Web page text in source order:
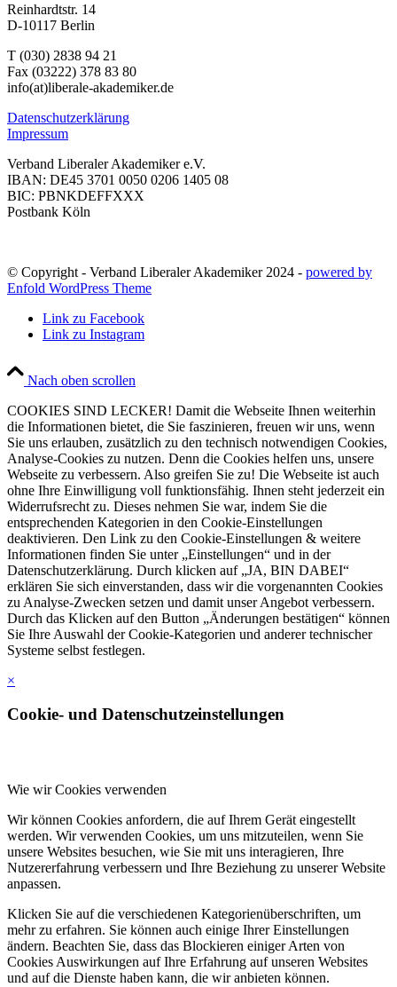
Reinhardtstr. 14
D-10117 Berlin
T (030) 2838 94 21
Fax (03222) 378 83 80
info(at)liberale-akademiker.de
Datenschutzerklärung
Impressum
Verband Liberaler Akademiker e.V.
IBAN: DE45 3701 0050 0206 1405 08
BIC: PBNKDEFFXXX
Postbank Köln
© Copyright - Verband Liberaler Akademiker 2024 - powered by
Enfold WordPress Theme
Link zu Facebook
Link zu Instagram
Nach oben scrollen
COOKIES SIND LECKER! Damit die Webseite Ihnen weiterhin
die Informationen bietet, die Sie faszinieren, freuen wir uns, wenn
Sie uns erlauben, zusätzlich zu den technisch notwendigen Cookies,
Analyse-Cookies zu nutzen. Denn die Cookies helfen uns, unsere
Webseite zu verbessern. Also greifen Sie zu! Die Webseite ist auch
ohne Ihre Einwilligung voll funktionsfähig. Ihnen steht jederzeit ein
Widerrufsrecht zu. Dieses nehmen Sie war, indem Sie die
entsprechenden Kategorien in den Cookie-Einstellungen
deaktivieren. Den Link zu den Cookie-Einstellungen & weitere
Informationen finden Sie unter „Einstellungen“ und in der
Datenschutzerklärung. Durch klicken auf „JA, BIN DABEI“
erklären Sie sich einverstanden, dass wir die vorgenannten Cookies
zu Analyse-Zwecken setzen und damit unser Angebot verbessern.
Durch das Klicken auf den Button „Änderungen bestätigen“ können
Sie Ihre Auswahl der Cookie-Kategorien und anderer technischer
Systeme selbst festlegen.
×
Cookie- und Datenschutzeinstellungen
Wie wir Cookies verwenden
Wir können Cookies anfordern, die auf Ihrem Gerät eingestellt
werden. Wir verwenden Cookies, um uns mitzuteilen, wenn Sie
unsere Websites besuchen, wie Sie mit uns interagieren, Ihre
Nutzererfahrung verbessern und Ihre Beziehung zu unserer Website
anpassen.
Klicken Sie auf die verschiedenen Kategorienüberschriften, um
mehr zu erfahren. Sie können auch einige Ihrer Einstellungen
ändern. Beachten Sie, dass das Blockieren einiger Arten von
Cookies Auswirkungen auf Ihre Erfahrung auf unseren Websites
und auf die Dienste haben kann, die wir anbieten können.